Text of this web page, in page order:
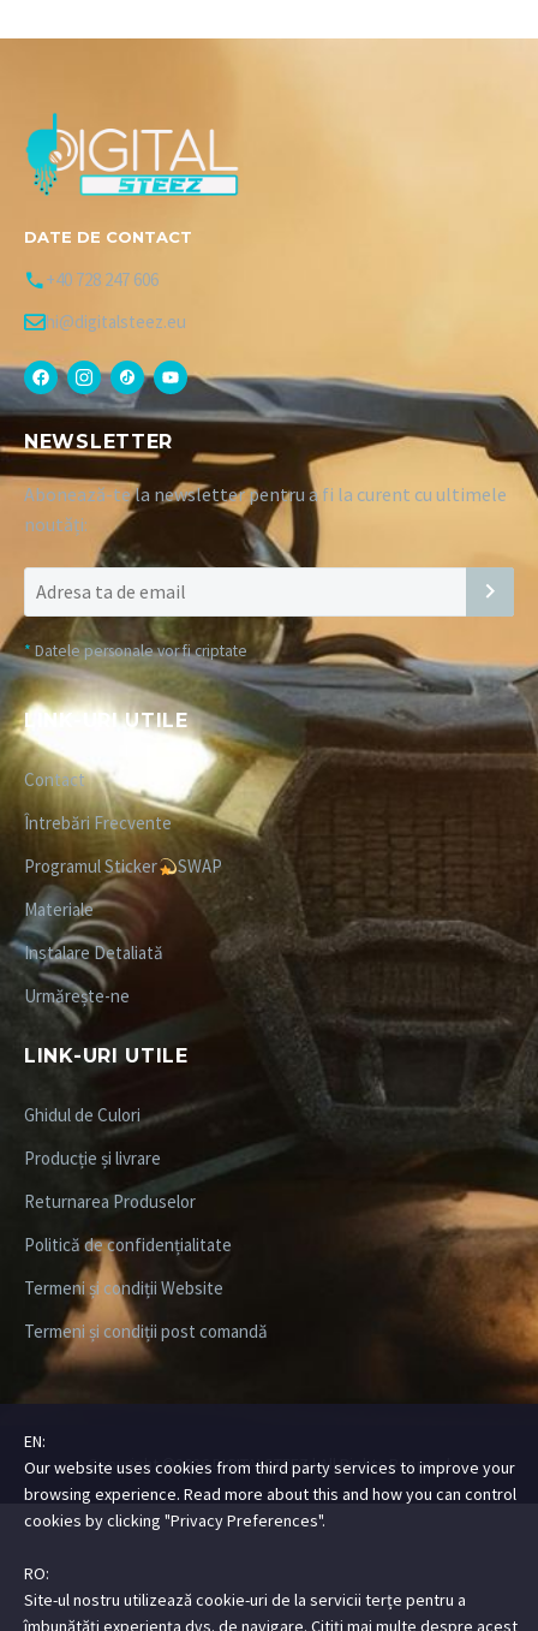
DATE DE CONTACT
+40 728 247 606
hi@digitalsteez.eu
NEWSLETTER
Abonează-te la newsletter pentru a fi la curent cu ultimele
noutăți:
* Datele personale vor fi criptate
LINK-URI UTILE
Contact
Întrebări Frecvente
Programul Sticker
SWAP
Materiale
Instalare Detaliată
Urmărește-ne
LINK-URI UTILE
Ghidul de Culori
Producție și livrare
Returnarea Produselor
Politică de confidențialitate
Termeni și condiții Website
Termeni și condiții post comandă
Copyright ©2026 DIGITALSTEEZ| All Rights Rserved
EN:
Our website uses cookies from third party services to improve your
browsing experience. Read more about this and how you can control
cookies by clicking "Privacy Preferences".
RO:
Site-ul nostru utilizează cookie-uri de la servicii terțe pentru a
îmbunătăți experiența dvs. de navigare. Citiți mai multe despre acest